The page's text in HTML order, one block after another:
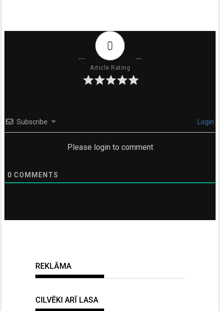
0
Article Rating
Subscribe Login
Please login to comment
0 COMMENTS
REKLĀMA
CILVĒKI ARĪ LASA